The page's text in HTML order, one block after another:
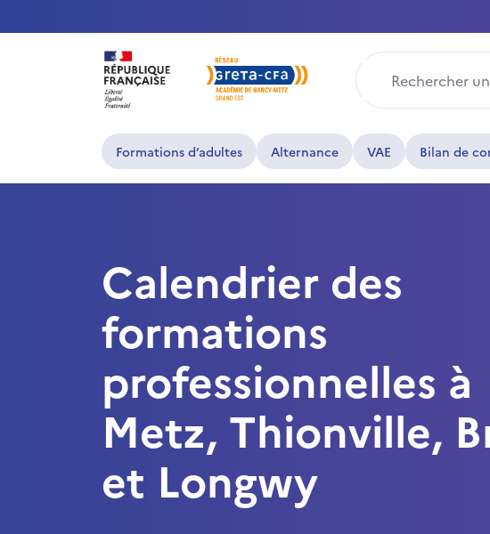
Formations d’adultes Alternance VAE Bilan de
Calendrier des
formations
professionnelles à
Metz, Thionville,
et Longwy